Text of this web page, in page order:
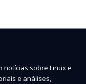
notícias sobre Linux e
e análises,